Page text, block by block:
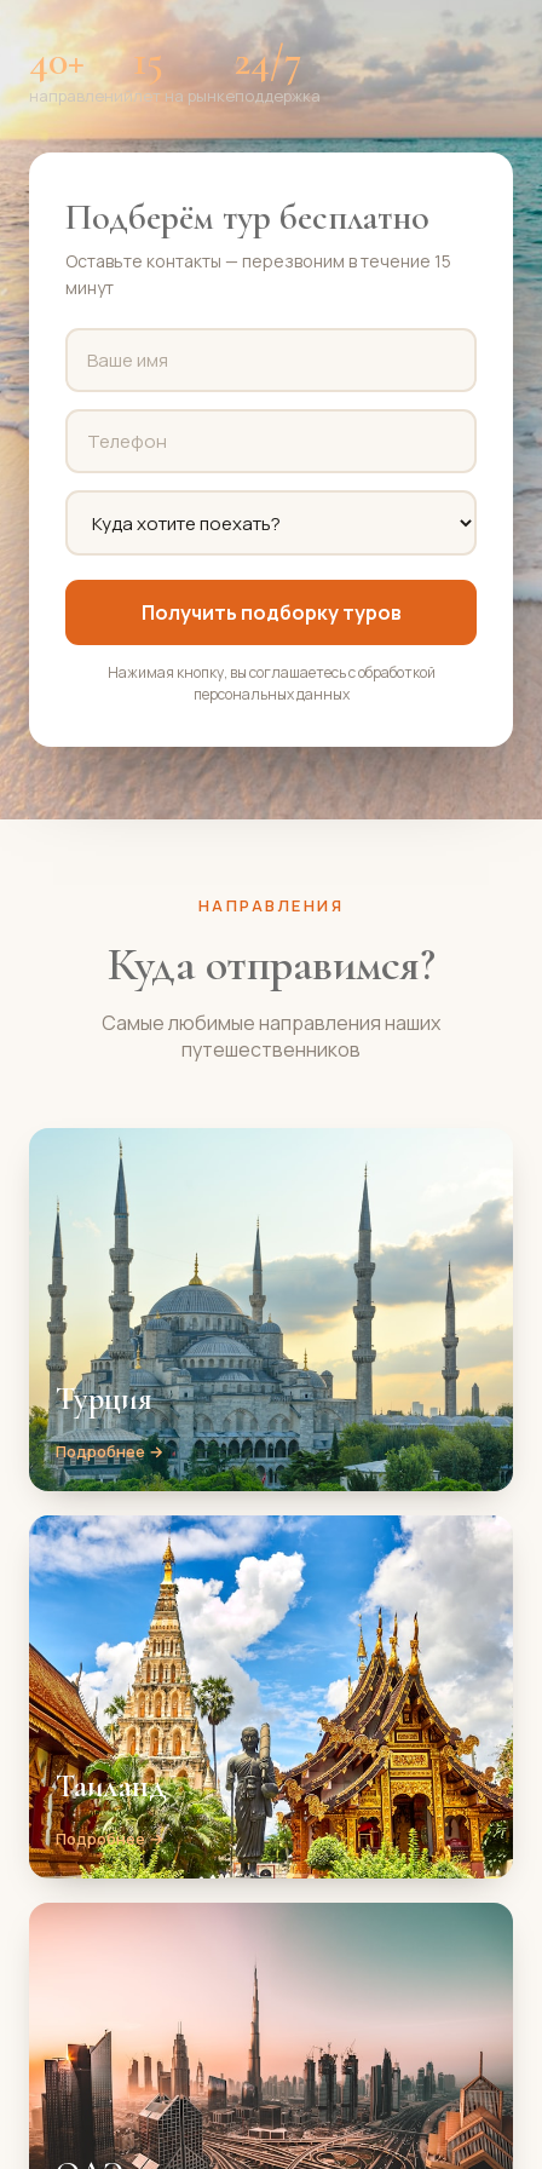
40+
направлений
15
лет на рынке
24/7
поддержка
Подберём тур бесплатно
Оставьте контакты — перезвоним в течение 15
минут
Получить подборку туров
Нажимая кнопку, вы соглашаетесь с обработкой
персональных данных
НАПРАВЛЕНИЯ
Куда отправимся?
Самые любимые направления наших
путешественников
Турция
Подробнее →
Таиланд
Подробнее →